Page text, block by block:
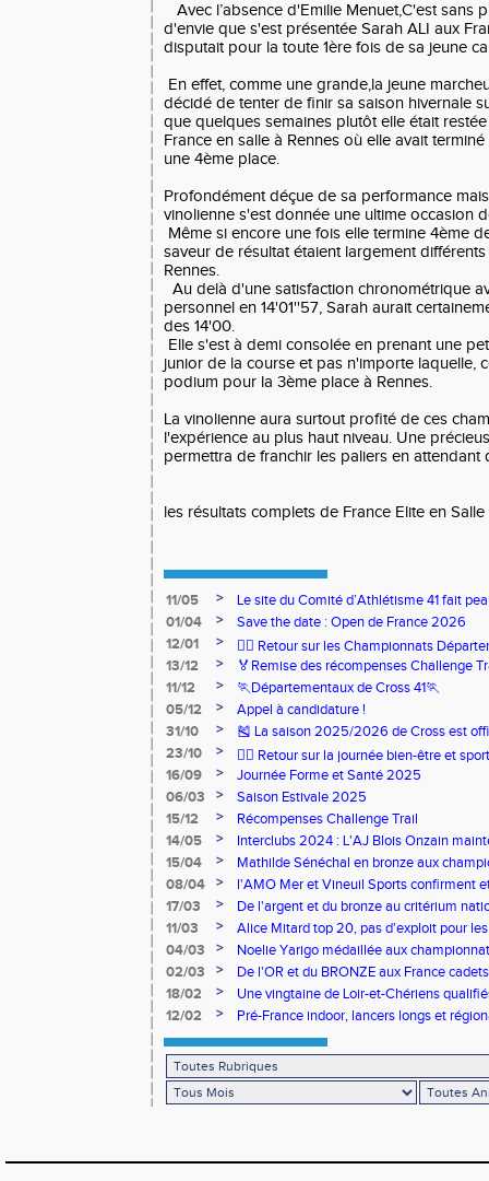
Avec l’absence d'Emilie Menuet,C'est sans
d'envie que s'est présentée Sarah ALI aux
disputait pour la toute 1ère fois de sa jeune
En effet, comme une grande,la jeune
décidé de tenter de finir sa saison hivernale
que quelques semaines plutôt elle était
France en salle à Rennes où elle avait
une 4ème place.
Profondément déçue de sa performance
vinolienne s'est donnée une ultime occasion
Même si encore une fois elle termine 4ème
saveur de résultat étaient largement
Rennes.
Au delà d'une satisfaction chronométrique
personnel en 14'01''57, Sarah aurait
des 14'00.
Elle s'est à demi consolée en prenant une
junior de la course et pas n'importe laquelle,
podium pour la 3ème place à Rennes.
La vinolienne aura surtout profité de ces
l'expérience au plus haut niveau. Une
permettra de franchir les paliers en attendant
les résultats complets de France Elite en Salle
11/05 >
Le site du Comité d’Athlétisme 41 fait
01/04
>
Save the date : Open de France 2026
12/01
>
🏃‍♂️ Retour sur les Championnats
13/12
>
🏅Remise des récompenses Challenge
11/12
>
🏃Départementaux de Cross 41🏃
05/12
>
Appel à candidature !
31/10
>
🎽 La saison 2025/2026 de Cross est
23/10
>
🧘‍♀️ Retour sur la journée bien-être et
16/09
>
Journée Forme et Santé 2025
06/03
>
Saison Estivale 2025
15/12
>
Récompenses Challenge Trail
14/05
>
Interclubs 2024 : L'AJ Blois Onzain
Romorantin en N2B
15/04 >
Mathilde Sénéchal en bronze aux
08/04
>
l'AMO Mer et Vineuil Sports confirment
benjamins
17/03 >
De l'argent et du bronze au critérium
11/03
>
Alice Mitard top 20, pas d'exploit pour
04/03
>
Noelie Yarigo médaillée aux
02/03
>
De l'OR et du BRONZE aux France
18/02
>
Une vingtaine de Loir-et-Chériens
12/02
> Pré-France indoor, lancers longs et